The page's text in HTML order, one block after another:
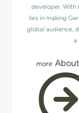
developer. With
lies in making
global audience,
a